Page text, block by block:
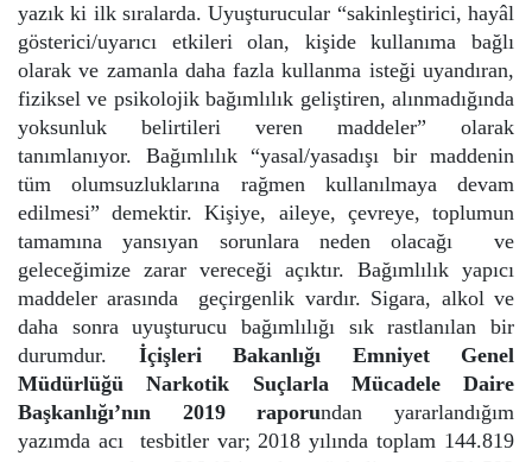
yazık ki ilk sıralarda. Uyuşturucular “sakinleştirici, hayâl
gösterici/uyarıcı etkileri olan, kişide kullanıma bağlı
olarak ve zamanla daha fazla kullanma isteği uyandıran,
fiziksel ve psikolojik bağımlılık geliştiren, alınmadığında
yoksunluk belirtileri veren maddeler” olarak
tanımlanıyor. Bağımlılık “yasal/yasadışı bir maddenin
tüm olumsuzluklarına rağmen kullanılmaya devam
edilmesi” demektir. Kişiye, aileye, çevreye, toplumun
tamamına yansıyan sorunlara neden olacağı ve
geleceğimize zarar vereceği açıktır. Bağımlılık yapıcı
maddeler arasında geçirgenlik vardır. Sigara, alkol ve
daha sonra uyuşturucu bağımlılığı sık rastlanılan bir
durumdur. İçişleri Bakanlığı Emniyet Genel
Müdürlüğü Narkotik
Suçlarla Mücadele Daire
Başkanlığı’nın 2019 raporundan yararlandığım
yazımda acı tesbitler var; 2018 yılında toplam 144.819